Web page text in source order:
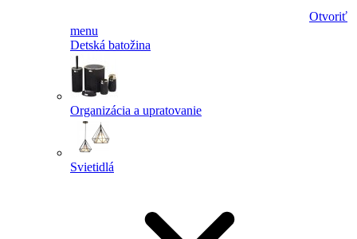
Otvoriť
menu
Detská batožina
Organizácia a upratovanie
Svietidlá